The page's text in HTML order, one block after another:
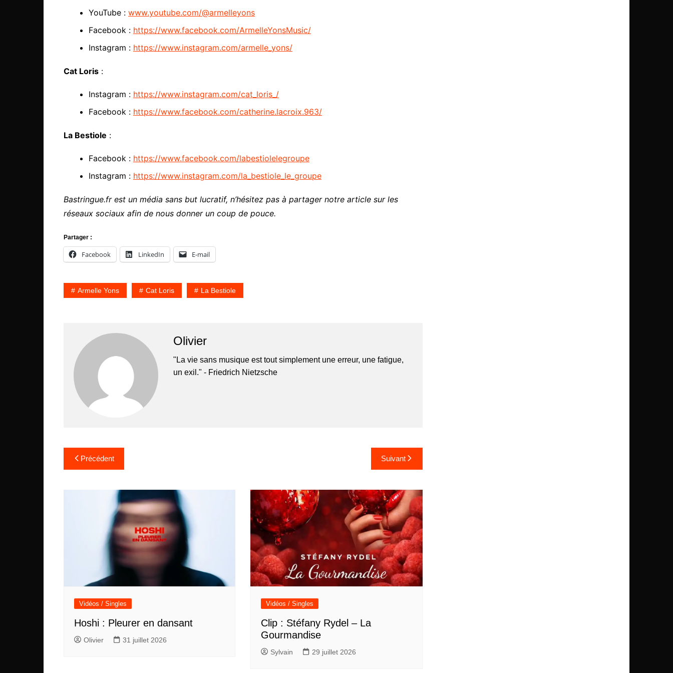
YouTube : www.youtube.com/@armelleyons
Facebook : https://www.facebook.com/ArmelleYonsMusic/
Instagram : https://www.instagram.com/armelle_yons/
Cat Loris :
Instagram : https://www.instagram.com/cat_loris_/
Facebook : https://www.facebook.com/catherine.lacroix.963/
La Bestiole :
Facebook : https://www.facebook.com/labestiolelegroupe
Instagram : https://www.instagram.com/la_bestiole_le_groupe
Bastringue.fr est un média sans but lucratif, n’hésitez pas à partager notre article sur les
réseaux sociaux afin de nous donner un coup de pouce.
Partager :
Facebook LinkedIn E-mail
Armelle Yons Cat Loris La Bestiole
Olivier
"La vie sans musique est tout simplement une erreur, une fatigue,
un exil." - Friedrich Nietzsche
Navigation
de
l’article
Précédent Suivant
Vidéos / Singles
Hoshi : Pleurer en dansant
Olivier 31 juillet 2026
Vidéos / Singles
Clip : Stéfany Rydel – La
Gourmandise
Sylvain 29 juillet 2026